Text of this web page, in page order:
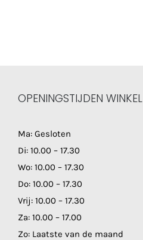
OPENINGSTIJDEN WINKEL
Ma: Gesloten
Di: 10.00 – 17.30
Wo: 10.00 – 17.30
Do: 10.00 – 17.30
Vrij: 10.00 – 17.30
Za: 10.00 – 17.00
Zo: Laatste van de maand